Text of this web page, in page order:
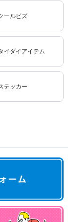
ールビズ
イダイアイテム
テッカー